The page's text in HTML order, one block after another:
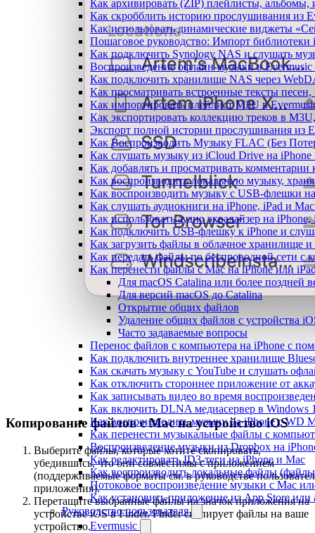
Как архивировать (ZIP) плейлисты,
Как скробблить историю прослушивания из
Как использовать динамические виджеты
Пошаговое руководство: Импорт библиотеки
Как подключить Synology NAS и слушать
Воспроизведение офлайн-музыки в
Как подключить хранилище NAS через
Как просматривать встроенные тексты
Как импортировать плейлист M3U в
Как экспортировать коллекцию треков в
Экспорт полной истории прослушивания из
Как Воспроизводить Музыку FLAC (Без
Как слушать музыку из iCloud Drive на
Как добавлять и просматривать
Как воспроизводить локальную музыку,
Как воспроизводить музыку с USB-флешки
Как слушать аудиокниги на iPhone, iPad и
Как использовать аудио эквалайзер на
Как подключить USB-флешку к iPhone и
Как загрузить файлы в облачное хранилище
Как передать файлы по беспроводной сети
Как перенести файлы с Mac на iPhone или
Для macOS Catalina или более поздней
Для версий macOS до Catalina
Открытие общих файлов
Удаление общих файлов с устройства
Часто задаваемые вопросы
Перенос файлов с компьютера на iPhone с
Как подключить внутреннее хранилище
Как скачать музыку с YouTube и слушать
Как отключить стороннее приложение от
Как записывать видео во время
Как включить DLNA медиасервер в Windows
Как воспроизводить музыку на iPhone с WD
Как перенести музыкальные файлы с
Воспроизведение музыки из Dropbox на
Как редактировать ID3-теги на iPhone и Mac
Как воспроизводить локальные файлы
Потоковое воспроизведение музыки с Mac
Как установить приложение из App Store
Руководство пользователя
Evermusic
Копирование файлов с Mac на устройство iOS
Выберите файлы, которые хотите скопировать,
убедившись, что они совместимы с приложением
(поддерживаемые форматы см. в руководстве
приложения).
Перетащите выбранные файлы на значок приложения на
устройстве iOS в Finder. Finder скопирует файлы на ваше
устройство.